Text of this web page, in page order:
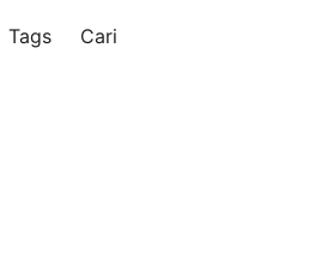
Tags Cari